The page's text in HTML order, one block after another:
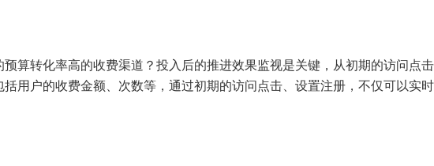
算转化率高的收费渠道？投入后的推进效果监视是关键，从初期的访问点
用户的收费金额、次数等，通过初期的访问点击、设置注册，不仅可以实